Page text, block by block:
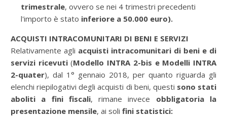
trimestrale, ovvero se nei 4 trimestri precedenti
l'importo è stato inferiore a 50.000 euro).
ACQUISTI INTRACOMUNITARI DI BENI E SERVIZI
Relativamente agli acquisti intracomunitari di beni e di
servizi ricevuti(Modello INTRA 2-bis e Modelli INTRA
2-quater), dal 1° gennaio 2018, per quanto riguarda gli
elenchi riepilogativi degli acquisti di beni, questi sono stati
aboliti a fini fiscali, rimane invece obbligatoria la
presentazione mensile, ai soli fini statistici: